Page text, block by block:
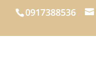
0917388536